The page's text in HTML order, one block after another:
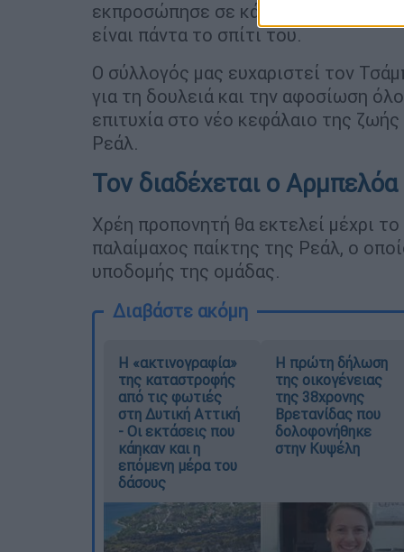
εκπροσώπησε σε κάθε στιγμή τις
είναι πάντα το σπίτι του.
Ο σύλλογός μας ευχαριστεί τον
για τη δουλειά και την αφοσίωση
επιτυχία στο νέο κεφάλαιο της
Ρεάλ.
Τον διαδέχεται ο Αρμπελόα
Χρέη προπονητή θα εκτελεί μέχρι
παλαίμαχος παίκτης της Ρεάλ, ο
υποδομής της ομάδας.
Διαβάστε ακόμη
Η «ακτινογραφία»
της καταστροφής
από τις φωτιές
στη Δυτική Αττική
- Οι εκτάσεις που
κάηκαν και η
επόμενη μέρα του
δάσους
Η πρώτη δήλωση
της οικογένειας
της 38χρονης
Βρετανίδας που
δολοφονήθηκε
στην Κυψέλη